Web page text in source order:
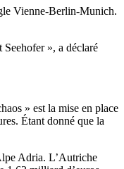
Vienne-Berlin-Munich.
», a déclaré
» est la mise en place
Étant donné que la
Adria. L’Autriche